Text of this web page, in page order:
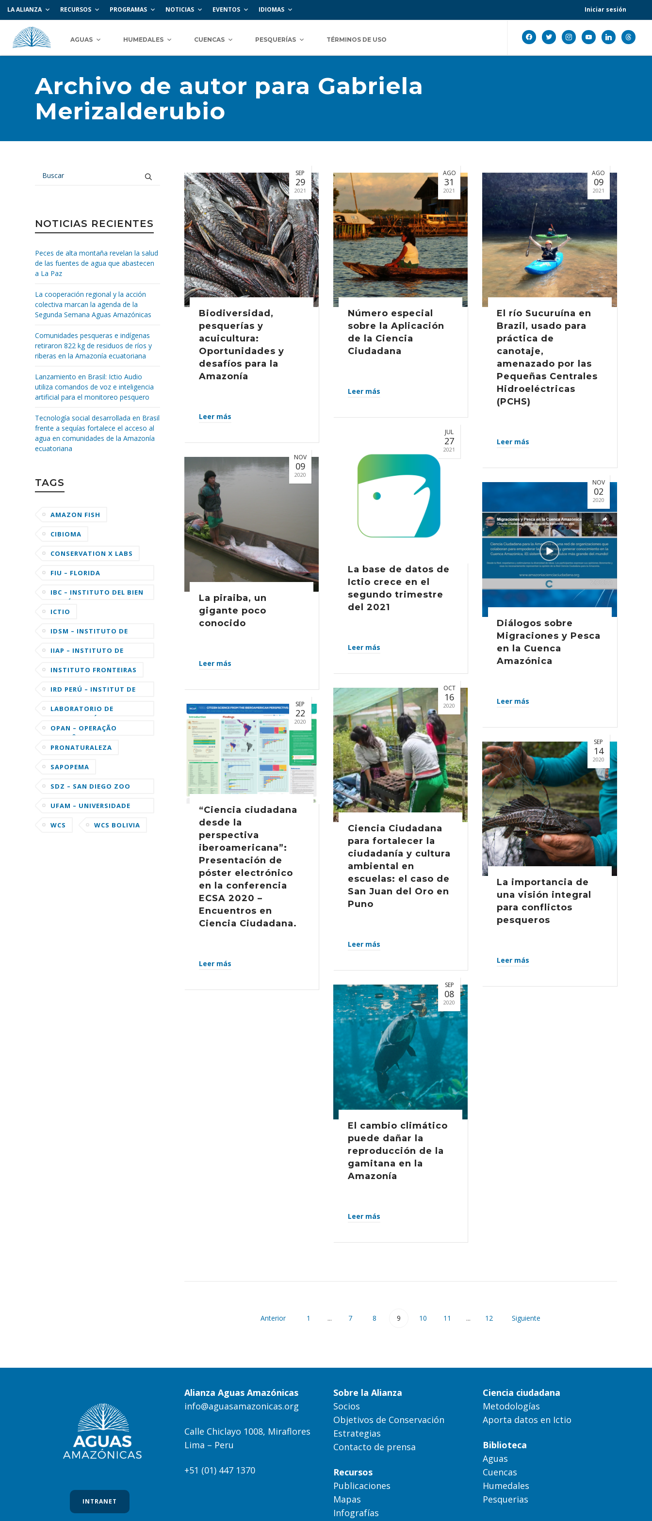
LA ALIANZA RECURSOS PROGRAMAS NOTICIAS EVENTOS IDIOMAS Iniciar sesión
AGUAS HUMEDALES CUENCAS PESQUERÍAS TÉRMINOS DE USO
facebook
twitter instagramyoutubelinkedinthreads
Archivo de autor para Gabriela
Merizalderubio
SEP
29
2021
Biodiversidad,
pesquerías y
acuicultura:
Oportunidades y
desafíos para la
Amazonía
Leer más
AGO
31
2021
Número especial
sobre la Aplicación
de la Ciencia
Ciudadana
Leer más
AGO
09
2021
El río Sucuruína en
Brazil, usado para
práctica de
canotaje,
amenazado por las
Pequeñas Centrales
Hidroeléctricas
(PCHS)
Leer más
JUL
27
2021
La base de datos de
Ictio crece en el
segundo trimestre
del 2021
Leer más
NOV
09
2020
La piraiba, un
gigante poco
conocido
Leer más
NOV
02
2020
Diálogos sobre
Migraciones y Pesca
en la Cuenca
Amazónica
Leer más
OCT
16
2020
Ciencia Ciudadana
para fortalecer la
ciudadanía y cultura
ambiental en
escuelas: el caso de
San Juan del Oro en
Puno
Leer más
SEP
22
2020
“Ciencia ciudadana
desde la
perspectiva
iberoamericana”:
Presentación de
póster electrónico
en la conferencia
ECSA 2020 –
Encuentros en
Ciencia Ciudadana.
Leer más
SEP
14
2020
La importancia de
una visión integral
para conflictos
pesqueros
Leer más
SEP
08
2020
El cambio climático
puede dañar la
reproducción de la
gamitana en la
Amazonía
Leer más
Anterior 1 ... 7 8 9 10 11 ... 12 Siguiente
NOTICIAS RECIENTES
Peces de alta montaña revelan la salud
de las fuentes de agua que abastecen
a La Paz
La cooperación regional y la acción
colectiva marcan la agenda de la
Segunda Semana Aguas Amazónicas
Comunidades pesqueras e indígenas
retiraron 822 kg de residuos de ríos y
riberas en la Amazonía ecuatoriana
Lanzamiento en Brasil: Ictio Audio
utiliza comandos de voz e inteligencia
artificial para el monitoreo pesquero
Tecnología social desarrollada en Brasil
frente a sequías fortalece el acceso al
agua en comunidades de la Amazonía
ecuatoriana
TAGS
AMAZON FISH
CIBIOMA
CONSERVATION X LABS
FIU – FLORIDA
UNIVERSITY
IBC – INSTITUTO DEL BIEN
COMÚN
ICTIO
IDSM – INSTITUTO DE
SUSTENTÁVEL MAMIRAUÁ
IIAP – INSTITUTO DE
AMAZONIA PERUANA
INSTITUTO FRONTEIRAS
IRD PERÚ – INSTITUT DE
DÉVELOPPEMENT
LABORATORIO DE
ORNITOLOGÍA DE LA
UNIVERSIDAD DE CORNELL
OPAN – OPERAÇÃO
AMAZÔNIA NATIVA
PRONATURALEZA
SAPOPEMA
SDZ – SAN DIEGO ZOO
UFAM – UNIVERSIDADE
WCS
WCS BOLIVIA
INTRANET
Alianza Aguas Amazónicas
info@aguasamazonicas.org
Calle Chiclayo 1008, Miraflores
Lima – Peru
+51 (01) 447 1370
Sobre la Alianza
Socios
Objetivos de Conservación
Estrategias
Contacto de prensa
Recursos
Publicaciones
Mapas
Infografías
Ciencia ciudadana
Metodologías
Aporta datos en Ictio
Biblioteca
Aguas
Cuencas
Humedales
Pesquerias